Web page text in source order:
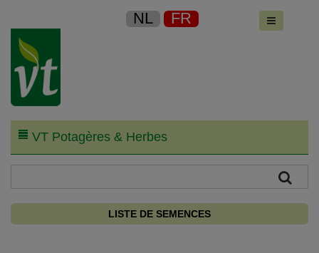
NL FR
VT Potagères & Herbes
LISTE DE SEMENCES